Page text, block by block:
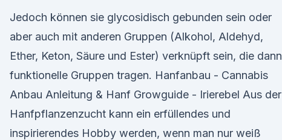
Jedoch können sie glycosidisch gebunden sein oder
aber auch mit anderen Gruppen (Alkohol, Aldehyd,
Ether, Keton, Säure und Ester) verknüpft sein, die dann
funktionelle Gruppen tragen. Hanfanbau - Cannabis
Anbau Anleitung & Hanf Growguide - Irierebel Aus der
Hanfpflanzenzucht kann ein erfüllendes und
inspirierendes Hobby werden, wenn man nur weiß